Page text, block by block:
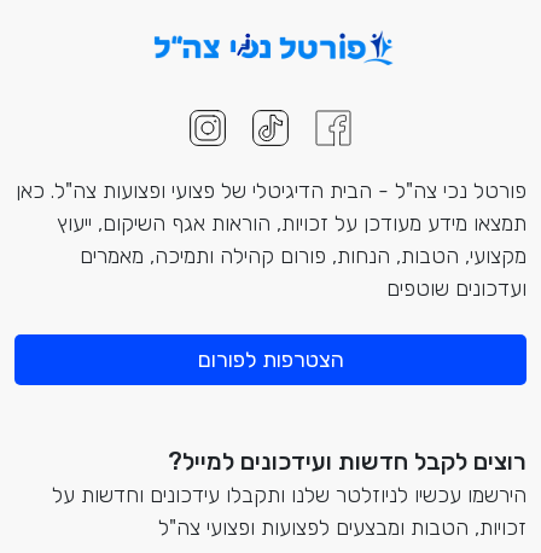
פורטל נכי צה"ל - הבית הדיגיטלי של פצועי ופצועות צה"ל. כאן
תמצאו מידע מעודכן על זכויות, הוראות אגף השיקום, ייעוץ
מקצועי, הטבות, הנחות, פורום קהילה ותמיכה, מאמרים
ועדכונים שוטפים
הצטרפות לפורום
רוצים לקבל חדשות ועידכונים למייל?
הירשמו עכשיו לניוזלטר שלנו ותקבלו עידכונים וחדשות על
זכויות, הטבות ומבצעים לפצועות ופצועי צה"ל